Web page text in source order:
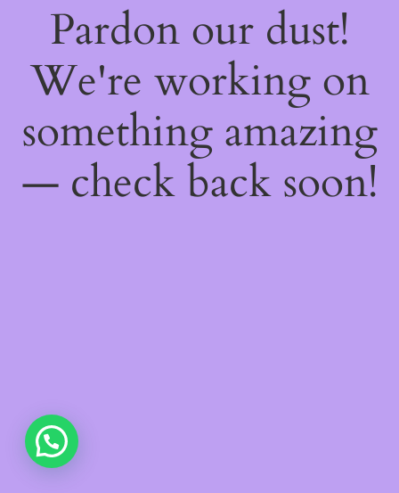
Pardon our dust!
We're working on
something amazing
— check back soon!